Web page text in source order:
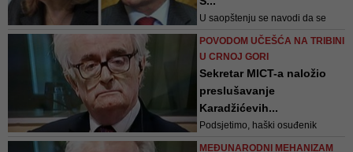
U saopštenju se navodi da se
izdaje novi međunarodni nalog za
slučaj ostaje u nadležnosti MMKS
POVODOM UČEŠĆA NA TRIBINI
U CRNOJ GORI
Sekretar MICT-a naložio
preslušavanje
Karadžićevih...
Podsjetimo, haški osuđenik
MEĐUNARODNI MEHANIZAM